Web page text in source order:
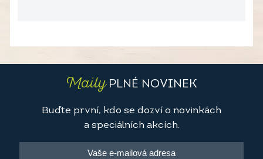
MailyPLNÉ NOVINEK
Buďte první, kdo se dozví o novinkách
a speciálních akcích.